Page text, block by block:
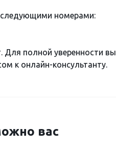
следующими номерами:
Для полной уверенности вы
к онлайн-консультанту.
вас